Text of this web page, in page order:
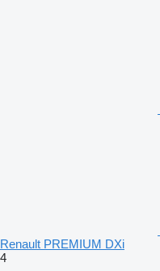
Renault PREMIUM DXi
4